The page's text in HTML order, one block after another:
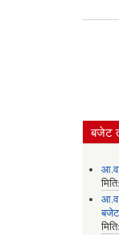
बजेट
मिति:
आ.व.
बजेट
मिति: